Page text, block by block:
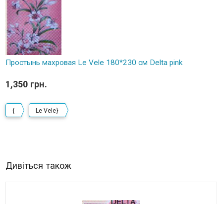
Простынь махровая Le Vele 180*230 см Delta pink
1,350 грн.
{ Le Vele}
Дивіться також